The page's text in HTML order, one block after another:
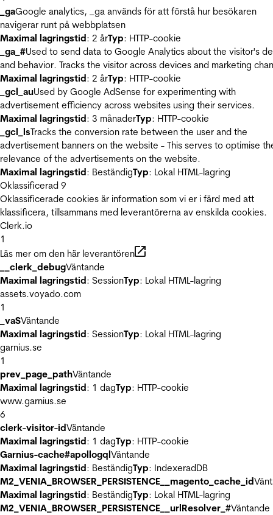
_gaGoogle analytics, _ga används för att förstå hur besökaren
navigerar runt på webbplatsen
Maximal lagringstid: 2 årTyp: HTTP-cookie
_ga_#Used to send data to Google Analytics about the visitor's
and behavior. Tracks the visitor across devices and marketing
Maximal lagringstid: 2 årTyp: HTTP-cookie
_gcl_auUsed by Google AdSense for experimenting with
advertisement efficiency across websites using their services.
Maximal lagringstid: 3 månaderTyp: HTTP-cookie
_gcl_lsTracks the conversion rate between the user and the
advertisement banners on the website - This serves to optimise
relevance of the advertisements on the website.
Maximal lagringstid: BeständigTyp: Lokal HTML-lagring
Oklassificerad 9
Oklassificerade cookies är information som vi er i färd med att
klassificera, tillsammans med leverantörerna av enskilda cookies.
Clerk.io
1
Läs mer om den här leverantören
__clerk_debugVäntande
Maximal lagringstid: SessionTyp: Lokal HTML-lagring
assets.voyado.com
1
_vaSVäntande
Maximal lagringstid: SessionTyp: Lokal HTML-lagring
garnius.se
1
prev_page_pathVäntande
Maximal lagringstid: 1 dagTyp: HTTP-cookie
www.garnius.se
6
clerk-visitor-idVäntande
Maximal lagringstid: 1 dagTyp: HTTP-cookie
Garnius-cache#apollogqlVäntande
Maximal lagringstid: BeständigTyp: IndexeradDB
M2_VENIA_BROWSER_PERSISTENCE__magento_cache_id
Maximal lagringstid: BeständigTyp: Lokal HTML-lagring
M2_VENIA_BROWSER_PERSISTENCE__urlResolver_#Väntande